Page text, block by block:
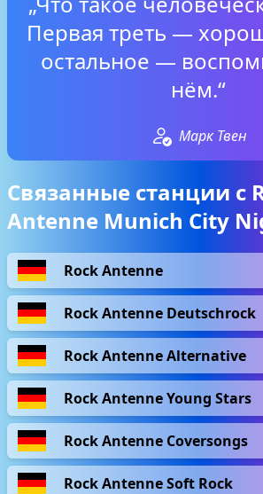
Первая треть —
остальное —
нём.“
Марк Твен
Связанные станции с
Antenne Munich City
Rock Antenne
Rock Antenne Deutschrock
Rock Antenne Alternative
Rock Antenne Young Stars
Rock Antenne Coversongs
Rock Antenne Soft Rock